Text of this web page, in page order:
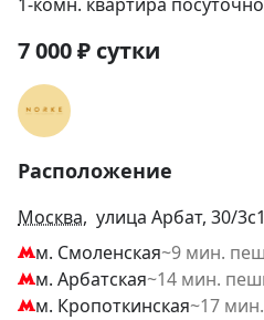
13
7 000₽ сутки
Расположение
Москва, улица Арбат, 30/
м. Смоленская~9 мин.
м. Арбатская~14 мин.
м. Кропоткинская~17